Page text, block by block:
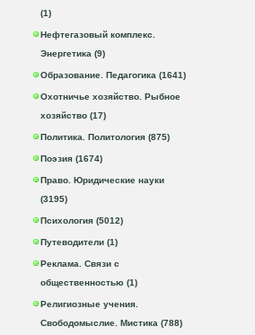
(1)
Нефтегазовый комплекс.
Энергетика (9)
Образование. Педагогика (1641)
Охотничье хозяйство. Рыбное
хозяйство (17)
Политика. Политология (875)
Поэзия (1674)
Право. Юридические науки
(3195)
Психология (5012)
Путеводители (1)
Реклама. Связи с
общественностью (1)
Религиозные учения.
Свободомыслие. Мистика (788)